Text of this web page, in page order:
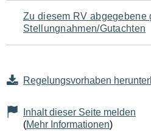
Seiteninhalt
Zu diesem RV abgegebene
Stellungnahmen/Gutachten
Regelungsvorhaben
Inhalt dieser Seite melden
(Mehr Informationen)